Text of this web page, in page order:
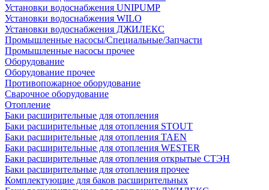
Установки водоснабжения UNIPUMP
Установки водоснабжения WILO
Установки водоснабжения ДЖИЛЕКС
Промышленные насосы/Специальные/Запчасти
Промышленные насосы прочее
Оборудование
Оборудование прочее
Противопожарное оборудование
Сварочное оборудование
Отопление
Баки расширительные для отопления
Баки расширительные для отопления STOUT
Баки расширительные для отопления TAEN
Баки расширительные для отопления WESTER
Баки расширительные для отопления открытые СТЭН
Баки расширительные для отопления прочее
Комплектующие для баков расширительных